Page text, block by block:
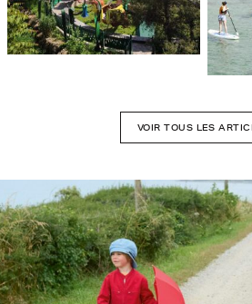
VOIR TOUS LES